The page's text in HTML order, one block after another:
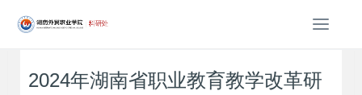
T
g
2024年湖南省职业教育教学改革研